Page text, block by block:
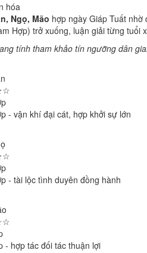
hóa
Ngọ, Mão hợp ngày Giáp Tuất
Hợp) trở xuống, luận giải từng tuổi
tính tham khảo tín ngưỡng dân
- vận khí đại cát, hợp khởi sự lớn
- tài lộc tình duyên đồng hành
- hợp tác đối tác thuận lợi